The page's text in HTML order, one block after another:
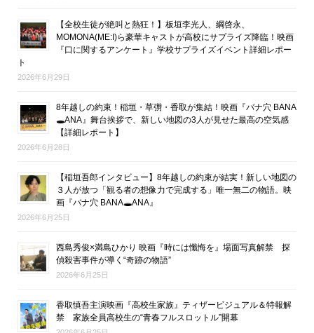
【全校生徒が絶叫と熱狂！】板垣李光人、綱啓永、
MOMONA(ME:I)ら豪華キャストが高校にサプライズ降臨！映画
『口に関するアンケート』学校サプライズイベント詳細レポー
ト
2026年6月29日
8年越しの約束！稲垣・草彅・香取が集結！映画『バナ穴 BANA
🕳ANA』舞台挨拶で、新しい地図の3人が見せた最高の空気感
【詳細レポート】
2026年6月28日
【稲垣吾郎インタビュー】8年越しの約束が結実！新しい地図の
３人が放つ「観る者の想像力で完成する」唯一無二の物語。映
画『バナ穴 BANA🕳ANA』
2026年6月25日
西島秀俊×満島ひかり 映画『時には懺悔を』場面写真解禁 探
偵殺害事件が導く“奇跡の物語”
2026年6月25日
香取慎吾主演映画『高校生家族』ティザービジュアル＆特報解
禁 家族全員高校生の“青春フルスロットル”開幕